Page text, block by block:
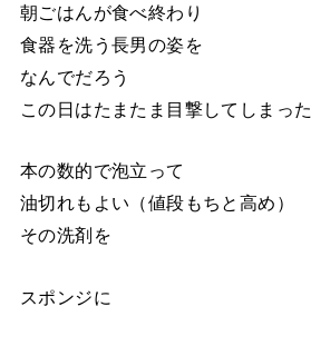
朝ごはんが食べ終わり
食器を洗う長男の姿を
なんでだろう
この日はたまたま目撃してしまった
本の数的で泡立って
油切れもよい（値段もちと高め）
その洗剤を
スポンジに